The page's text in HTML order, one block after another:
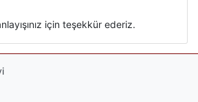
için teşekkür ederiz.